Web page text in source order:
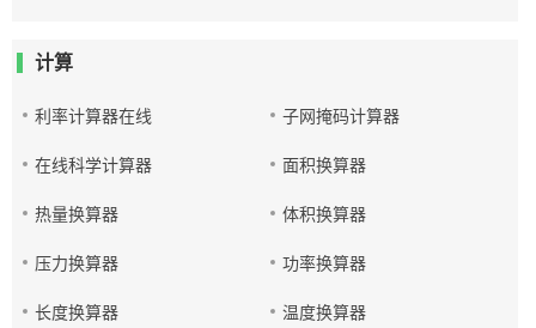
计算
利率计算器在线 子网掩码计算器
在线科学计算器 面积换算器
热量换算器 体积换算器
压力换算器 功率换算器
长度换算器 温度换算器